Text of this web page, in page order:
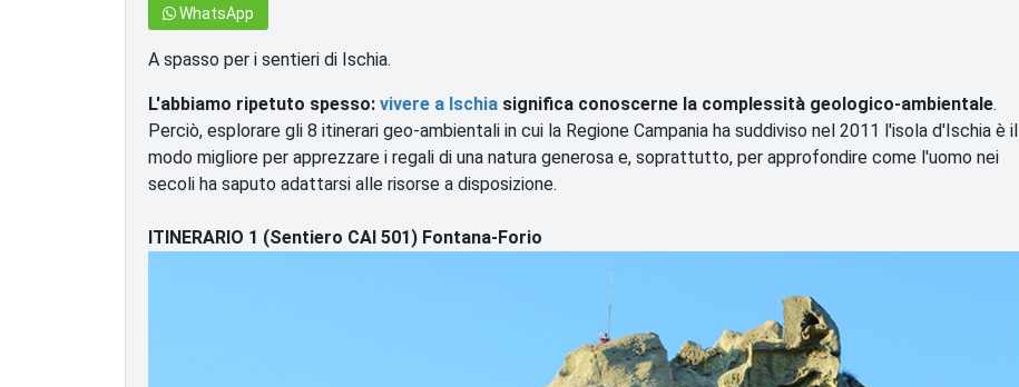
WhatsApp
A spasso per i sentieri di Ischia.
L'abbiamo ripetuto spesso: vivere a Ischia significa conoscerne la complessità geologico-ambientale.
Perciò, esplorare gli 8 itinerari geo-ambientali in cui la Regione Campania ha suddiviso nel 2011 l'isola d'Ischia è il
modo migliore per apprezzare i regali di una natura generosa e, soprattutto, per approfondire come l'uomo nei
secoli ha saputo adattarsi alle risorse a disposizione.
ITINERARIO 1 (Sentiero CAI 501) Fontana-Forio